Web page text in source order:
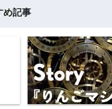
め記事